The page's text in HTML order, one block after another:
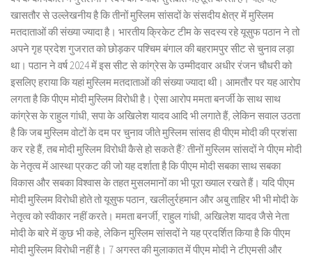
खासतौर से उल्लेखनीय है कि तीनों मुस्लिम सांसदों के संसदीय क्षेत्र में मुस्लिम
मतदाताओं की संख्या ज्यादा है। भारतीय क्रिकेट टीम के सदस्य रहे यूसुफ पठान ने तो
अपने गृह प्रदेश गुजरात को छोड़कर पश्चिम बंगाल की बहरामपुर सीट से चुनाव लड़ा
था। पठान ने वर्ष 2024 में इस सीट से कांग्रेस के उम्मीदवार अधीर रंजन चौधरी को
इसलिए हराया कि यहां मुस्लिम मतदाताओं की संख्या ज्यादा थी। आमतौर पर यह आरोप
लगता है कि पीएम मोदी मुस्लिम विरोधी है। ऐसा आरोप ममता बनर्जी के साथ साथ
कांग्रेस के राहुल गांधी, सपा के अखिलेश यादव आदि भी लगाते हैं, लेकिन सवाल उठता
है कि जब मुस्लिम वोटों के दम पर चुनाव जीते मुस्लिम सांसद ही पीएम मोदी की प्रशंसा
कर रहे हैं, तब मोदी मुस्लिम विरोधी कैसे हो सकते हैं? तीनों मुस्लिम सांसदों ने पीएम मोदी
के नेतृत्व में आस्था प्रकट की जो यह दर्शाता है कि पीएम मोदी सबका साथ सबका
विकास और सबका विश्वास के तहत मुसलमानों का भी पूरा ख्याल रखते हैं। यदि पीएम
मोदी मुस्लिम विरोधी होते तो यूसुफ पठान, खलीलुर्रहमान और अबु ताहिर भी भी मोदी के
नेतृत्व को स्वीकार नहीं करते। ममता बनर्जी, राहुल गांधी, अखिलेश यादव जैसे नेता
मोदी के बारे में कुछ भी कहे, लेकिन मुस्लिम सांसदों ने यह प्रदर्शित किया है कि पीएम
मोदी मुस्लिम विरोधी नहीं है। 7 अगस्त की मुलाकात में पीएम मोदी ने टीएमसी और